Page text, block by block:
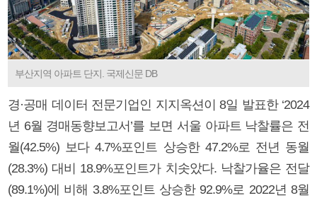
부산지역 아파트 단지. 국제신문 DB
경·공매 데이터 전문기업인 지지옥션이 8일 발표한 ‘2024
년 6월 경매동향보고서’를 보면 서울 아파트 낙찰률은 전
월(42.5%) 보다 4.7%포인트 상승한 47.2%로 전년 동월
(28.3%) 대비 18.9%포인트가 치솟았다. 낙찰가율은 전달
(89.1%)에 비해 3.8%포인트 상승한 92.9%로 2022년 8월